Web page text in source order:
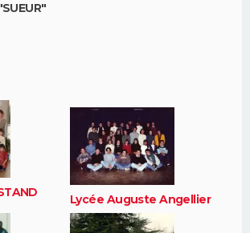
Lycée Auguste Angellier